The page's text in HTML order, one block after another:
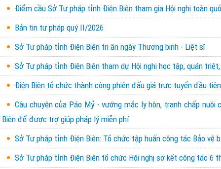
Điểm cầu Sở Tư pháp tỉnh Điện Biên tham gia Hội nghị toàn
Bản tin tư pháp quý II/2026
Sở Tư pháp tỉnh Điện Biên tri ân ngày Thương binh - Liệt sĩ
Sở Tư pháp tỉnh Điện Biên tham dự Hội nghị học tập, quán
Điện Biên tổ chức thành công phiên đấu giá trực tuyến đầu
Câu chuyện của Páo Mỷ - vướng mắc ly hôn, tranh chấp
Biên để được trợ giúp pháp lý miễn phí
Sở Tư pháp tỉnh Điện Biên: Tổ chức tập huấn công tác Bảo vệ
Sở Tư pháp tỉnh Điện Biên tổ chức Hội nghị sơ kết công tác 6